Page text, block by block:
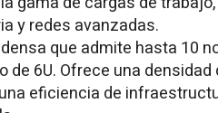
y redes avanzadas.
que admite hasta 10
6U. Ofrece una densidad
eficiencia de